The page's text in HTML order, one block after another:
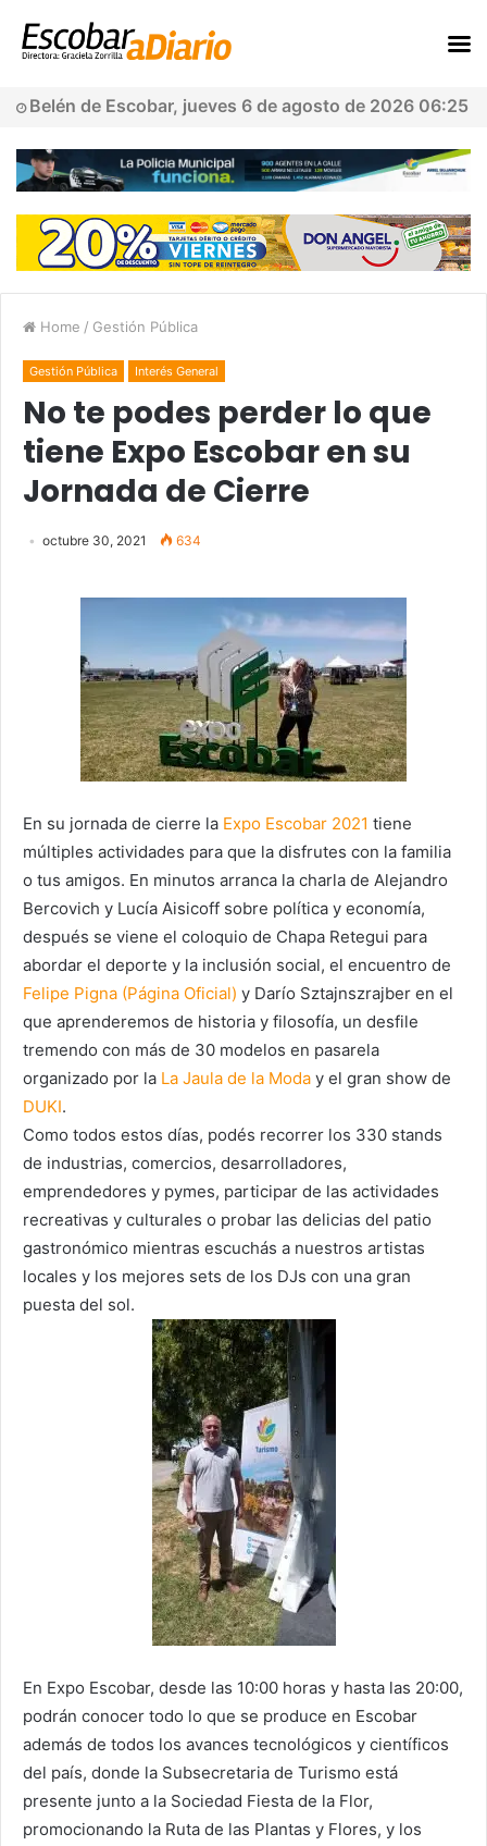
Belén de Escobar, jueves 6 de agosto de 2026 06:25
Home / Gestión Pública
Gestión Pública Interés General
No te podes perder lo que
tiene Expo Escobar en su
Jornada de Cierre
octubre 30, 2021 634
En su jornada de cierre la Expo Escobar 2021 tiene
múltiples actividades para que la disfrutes con la familia
o tus amigos. En minutos arranca la charla de Alejandro
Bercovich y Lucía Aisicoff sobre política y economía,
después se viene el coloquio de Chapa Retegui para
abordar el deporte y la inclusión social, el encuentro de
Felipe Pigna (Página Oficial) y Darío Sztajnszrajber en el
que aprenderemos de historia y filosofía, un desfile
tremendo con más de 30 modelos en pasarela
organizado por la La Jaula de la Moda y el gran show de
DUKI.
Como todos estos días, podés recorrer los 330 stands
de industrias, comercios, desarrolladores,
emprendedores y pymes, participar de las actividades
recreativas y culturales o probar las delicias del patio
gastronómico mientras escuchás a nuestros artistas
locales y los mejores sets de los DJs con una gran
puesta del sol.
En Expo Escobar, desde las 10:00 horas y hasta las 20:00,
podrán conocer todo lo que se produce en Escobar
además de todos los avances tecnológicos y científicos
del país, donde la Subsecretaria de Turismo está
presente junto a la Sociedad Fiesta de la Flor,
promocionando la Ruta de las Plantas y Flores, y los